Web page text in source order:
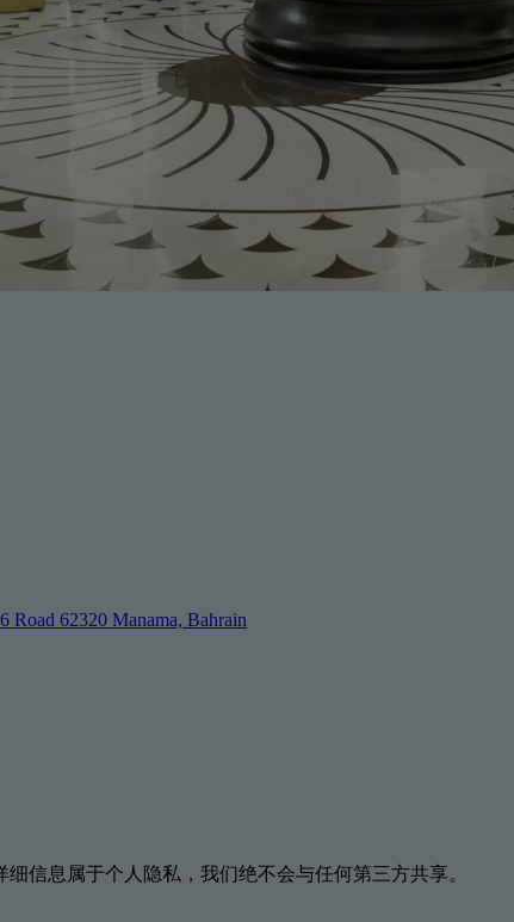
Road 62320 Manama, Bahrain
细信息属于个人隐私，我们绝不会与任何第三方共享。